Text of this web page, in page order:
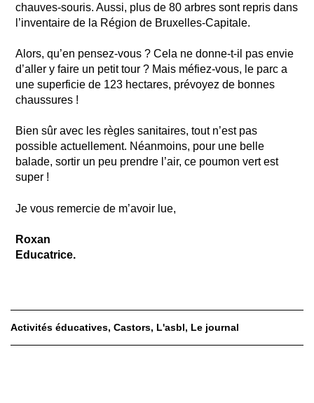
chauves-souris. Aussi, plus de 80 arbres sont repris dans
l’inventaire de la Région de Bruxelles-Capitale.
Alors, qu’en pensez-vous ? Cela ne donne-t-il pas envie
d’aller y faire un petit tour ? Mais méfiez-vous, le parc a
une superficie de 123 hectares, prévoyez de bonnes
chaussures !
Bien sûr avec les règles sanitaires, tout n’est pas
possible actuellement. Néanmoins, pour une belle
balade, sortir un peu prendre l’air, ce poumon vert est
super !
Je vous remercie de m’avoir lue,
Roxan
Educatrice.
Activités éducatives Castors L'asbl Le journal